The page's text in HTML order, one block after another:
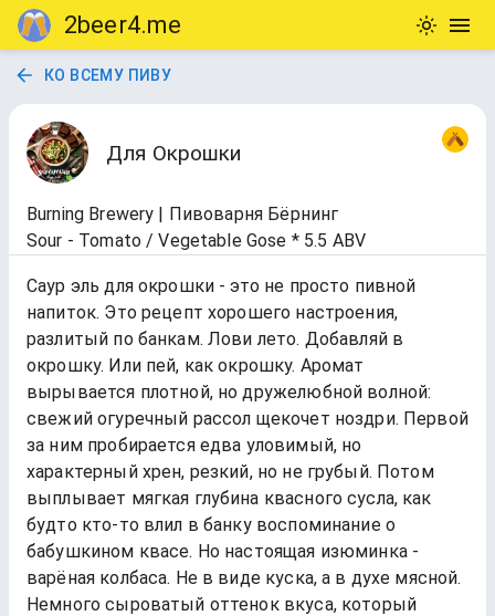
2beer4.me
КО ВСЕМУ ПИВУ
Для Окрошки
Burning Brewery | Пивоварня Бёрнинг
Sour - Tomato / Vegetable Gose * 5.5 ABV
Саур эль для окрошки - это не просто пивной
напиток. Это рецепт хорошего настроения,
разлитый по банкам. Лови лето. Добавляй в
окрошку. Или пей, как окрошку. Аромат
вырывается плотной, но дружелюбной волной:
свежий огуречный рассол щекочет ноздри. Первой
за ним пробирается едва уловимый, но
характерный хрен, резкий, но не грубый. Потом
выплывает мягкая глубина квасного сусла, как
будто кто-то влил в банку воспоминание о
бабушкином квасе. Но настоящая изюминка -
варёная колбаса. Не в виде куска, а в духе мясной.
Немного сыроватый оттенок вкуса, который